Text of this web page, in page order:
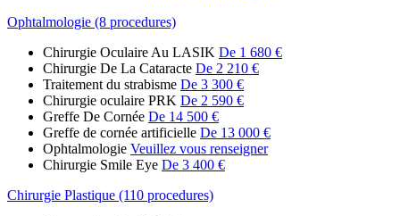
Ophtalmologie (8 procedures)
Chirurgie Oculaire Au LASIK De 1 680 €
Chirurgie De La Cataracte De 2 210 €
Traitement du strabisme De 3 300 €
Chirurgie oculaire PRK De 2 590 €
Greffe De Cornée De 14 500 €
Greffe de cornée artificielle De 13 000 €
Ophtalmologie Veuillez vous renseigner
Chirurgie Smile Eye De 3 400 €
Chirurgie Plastique (110 procedures)